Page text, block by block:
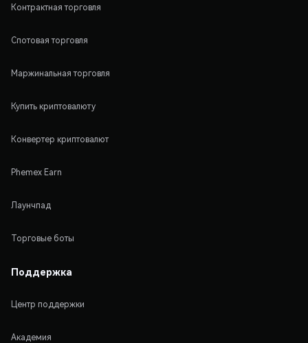
Контрактная торговля
Спотовая торговля
Маржинальная торговля
Купить криптовалюту
Конвертер криптовалют
Phemex Earn
Лаунчпад
Торговые боты
Поддержка
Центр поддержки
Академия